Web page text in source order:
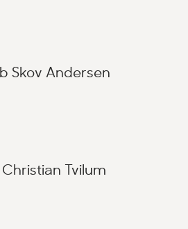
Skov Andersen
Christian Tvilum